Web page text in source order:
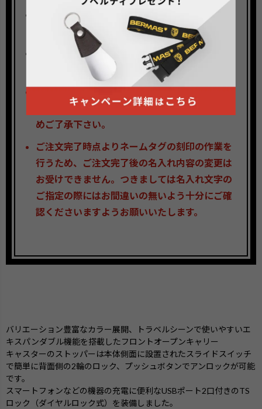
ご入力通りに刻印しますので、大文字・小文字
にお間違いが無いか、必ずお確かめ下さい。
名前入れ刻印が不要な場合は入力欄は空欄のま
まにして下さい。
のご都合の返品・交換はいたしかねますので予
めご了承下さい。
ご注文完了時点よりネームタグの刻印の作業を
行うため、ご注文完了後の名入れ内容の変更は
お受けできません。つきましては名入れ文字の
ご指定の際にはお間違いの無いよう十分にご確
認くださいますようお願いいたします。
バリエーション豊富なカラー展開、トラベルシーンで使いやすいエ
キスパンダブル機能を搭載したフロントオープンキャリー
キャスターのストッパーは本体側面に設置されたスライドスイッチ
で簡単に背面側の2輪のロック、プッシュボタンでアンロックが可能
です。
スマートフォンなどの機器の充電に便利なUSBポート2口付きのTS
ロック（ダイヤルロック式）を装備しました。